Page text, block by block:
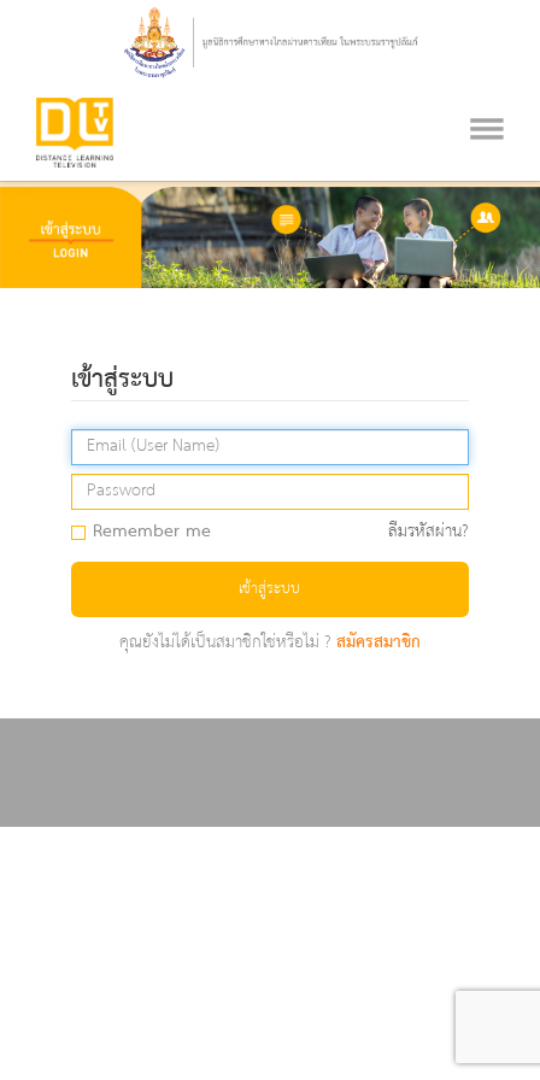
เข้าสู่ระบบ
Remember me ลืมรหัสผ่าน?
เข้าสู่ระบบ
คุณยังไม่ได้เป็นสมาชิกใช่หรือไม่ ?สมัครสมาชิก